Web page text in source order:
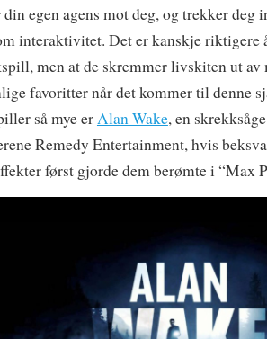
egen agens mot deg, og trekker deg
interaktivitet. Det er kanskje riktigere
men at de skremmer livskiten ut av
favoritter når det kommer til denne
så mye erAlan Wake, en
Remedy Entertainment, hvis
først gjorde dem berømte i “Max